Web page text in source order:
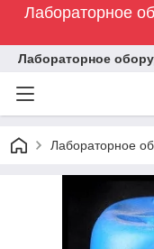
Лабораторное
Лабораторное
Лабораторное